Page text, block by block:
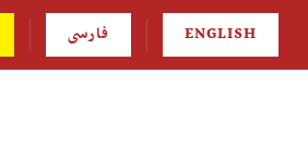
ENGLISH فارسی